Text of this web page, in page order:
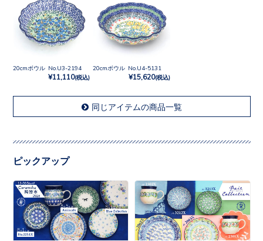
20cmボウル No.U3-2194
¥11,110(税込)
20cmボウル No.U4-5131
¥15,620(税込)
同じアイテムの商品一覧
ピックアップ